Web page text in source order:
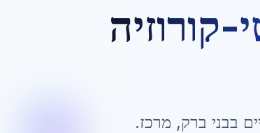
קורוזיה
בבני ברק, מרכז.